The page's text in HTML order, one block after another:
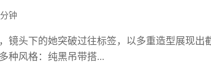
钟
镜头下的她突破过往标签，以多重造型展现出
种风格：纯黑吊带搭...